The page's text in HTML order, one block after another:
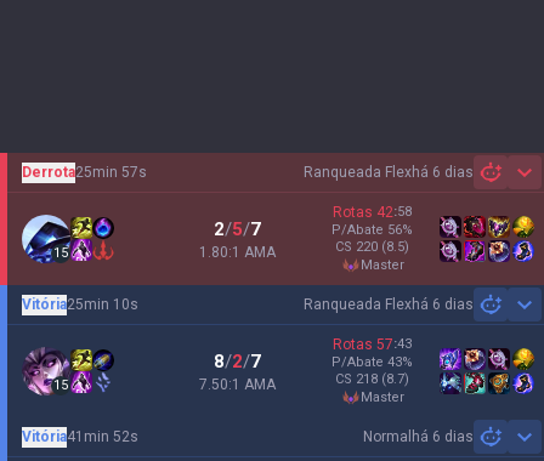
Ranqueada Flexhá 6 dias
Derrota25min 57s
15
2/5/7
1.80:1 AMA
Rotas 42:58
P/Abate 56%
CS 220 (8.5)
master
Ranqueada Flexhá 6 dias
Vitória25min 10s
15
8/2/7
7.50:1 AMA
Rotas 57:43
P/Abate 43%
CS 218 (8.7)
master
Normal há 6 dias
Vitória41min 52s